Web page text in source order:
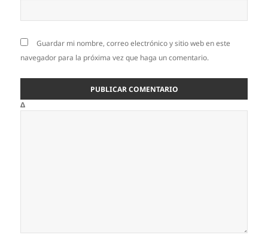
Guardar mi nombre, correo electrónico y sitio web en este
navegador para la próxima vez que haga un comentario.
Δ